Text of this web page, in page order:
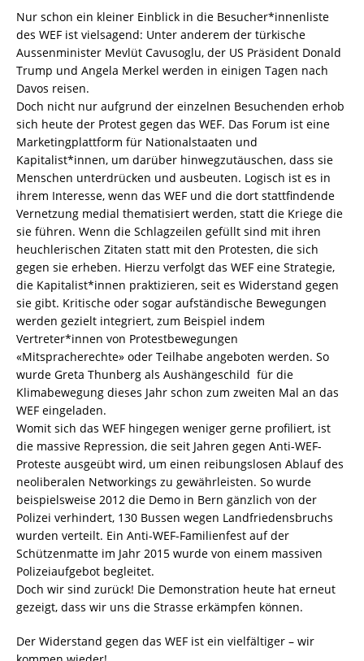
Nur schon ein kleiner Einblick in die Besucher*innenliste
des WEF ist vielsagend: Unter anderem der türkische
Aussenminister Mevlüt Cavusoglu, der US Präsident Donald
Trump und Angela Merkel werden in einigen Tagen nach
Davos reisen.
Doch nicht nur aufgrund der einzelnen Besuchenden erhob
sich heute der Protest gegen das WEF. Das Forum ist eine
Marketingplattform für Nationalstaaten und
Kapitalist*innen, um darüber hinwegzutäuschen, dass sie
Menschen unterdrücken und ausbeuten. Logisch ist es in
ihrem Interesse, wenn das WEF und die dort stattfindende
Vernetzung medial thematisiert werden, statt die Kriege die
sie führen. Wenn die Schlagzeilen gefüllt sind mit ihren
heuchlerischen Zitaten statt mit den Protesten, die sich
gegen sie erheben. Hierzu verfolgt das WEF eine Strategie,
die Kapitalist*innen praktizieren, seit es Widerstand gegen
sie gibt. Kritische oder sogar aufständische Bewegungen
werden gezielt integriert, zum Beispiel indem
Vertreter*innen von Protestbewegungen
«Mitspracherechte» oder Teilhabe angeboten werden. So
wurde Greta Thunberg als Aushängeschild für die
Klimabewegung dieses Jahr schon zum zweiten Mal an das
WEF eingeladen.
Womit sich das WEF hingegen weniger gerne profiliert, ist
die massive Repression, die seit Jahren gegen Anti-WEF-
Proteste ausgeübt wird, um einen reibungslosen Ablauf des
neoliberalen Networkings zu gewährleisten. So wurde
beispielsweise 2012 die Demo in Bern gänzlich von der
Polizei verhindert, 130 Bussen wegen Landfriedensbruchs
wurden verteilt. Ein Anti-WEF-Familienfest auf der
Schützenmatte im Jahr 2015 wurde von einem massiven
Polizeiaufgebot begleitet.
Doch wir sind zurück! Die Demonstration heute hat erneut
gezeigt, dass wir uns die Strasse erkämpfen können.
Der Widerstand gegen das WEF ist ein vielfältiger – wir